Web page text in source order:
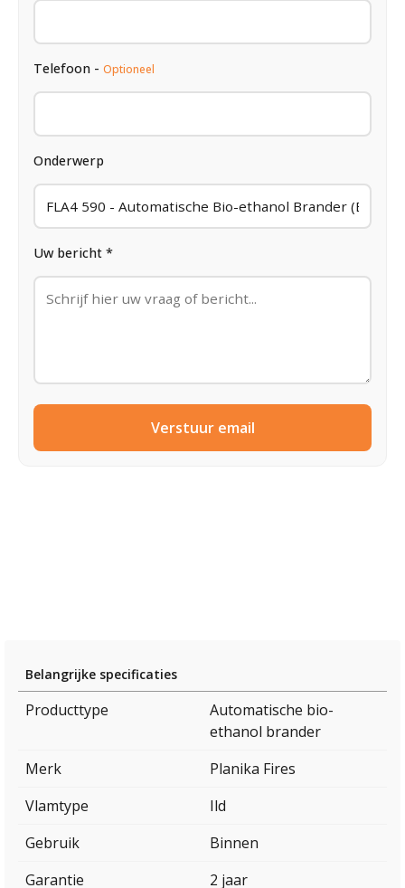
Telefoon - Optioneel
Onderwerp
Uw bericht *
Verstuur email
Belangrijke specificaties
Producttype
Automatische bio-
ethanol brander
Merk
Planika Fires
Vlamtype
Ild
Gebruik
Binnen
Garantie
2 jaar